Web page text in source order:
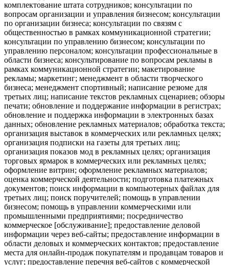
комплектование штата сотрудников; консультации по
вопросам организации и управления бизнесом; консультации
по организации бизнеса; консультации по связям с
общественностью в рамках коммуникационной стратегии;
консультации по управлению бизнесом; консультации по
управлению персоналом; консультации профессиональные в
области бизнеса; консультирование по вопросам рекламы в
рамках коммуникационной стратегии; макетирование
рекламы; маркетинг; менеджмент в области творческого
бизнеса; менеджмент спортивный; написание резюме для
третьих лиц; написание текстов рекламных сценариев; обзоры
печати; обновление и поддержание информации в регистрах;
обновление и поддержка информации в электронных базах
данных; обновление рекламных материалов; обработка текста;
организация выставок в коммерческих или рекламных целях;
организация подписки на газеты для третьих лиц;
организация показов мод в рекламных целях; организация
торговых ярмарок в коммерческих или рекламных целях;
оформление витрин; оформление рекламных материалов;
оценка коммерческой деятельности; подготовка платежных
документов; поиск информации в компьютерных файлах для
третьих лиц; поиск поручителей; помощь в управлении
бизнесом; помощь в управлении коммерческими или
промышленными предприятиями; посредничество
коммерческое [обслуживание]; предоставление деловой
информации через веб-сайты; предоставление информации в
области деловых и коммерческих контактов; предоставление
места для онлайн-продаж покупателям и продавцам товаров и
услуг; предоставление перечня веб-сайтов с коммерческой